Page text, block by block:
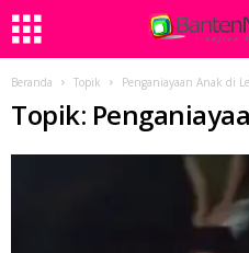
Beranda Topik Penganiayaan Anak di
Topik: